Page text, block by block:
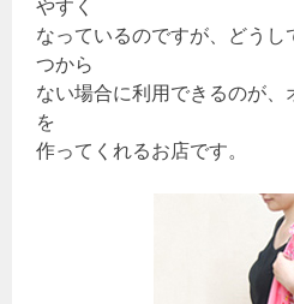
やすく
なっているのですが、どう
つから
ない場合に利用できるのが
を
作ってくれるお店です。